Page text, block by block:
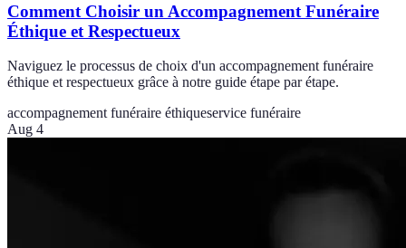
Comment Choisir un Accompagnement Funéraire
Éthique et Respectueux
Naviguez le processus de choix d'un accompagnement funéraire
éthique et respectueux grâce à notre guide étape par étape.
accompagnement funéraire éthiqueservice funéraire
Aug 4